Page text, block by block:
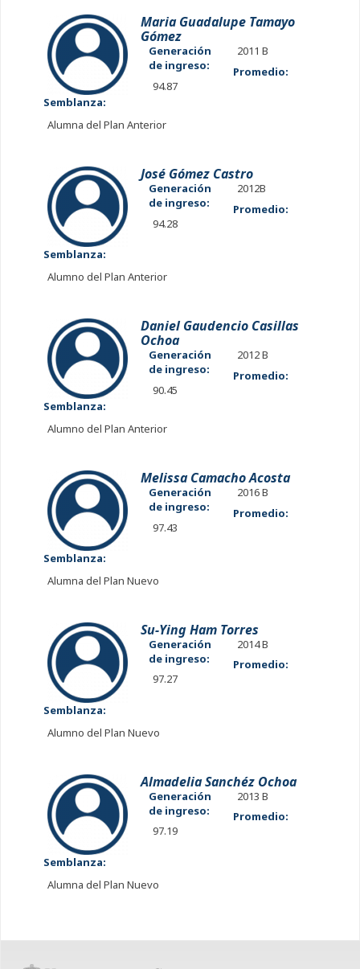
Maria Guadalupe Tamayo
Gómez
Generación
de ingreso:
2011 B
Promedio:
94.87
Semblanza:
Alumna del Plan Anterior
José Gómez Castro
Generación
de ingreso:
2012B
Promedio:
94.28
Semblanza:
Alumno del Plan Anterior
Daniel Gaudencio Casillas
Ochoa
Generación
de ingreso:
2012 B
Promedio:
90.45
Semblanza:
Alumno del Plan Anterior
Melissa Camacho Acosta
Generación
de ingreso:
2016 B
Promedio:
97.43
Semblanza:
Alumna del Plan Nuevo
Su-Ying Ham Torres
Generación
de ingreso:
2014 B
Promedio:
97.27
Semblanza:
Alumno del Plan Nuevo
Almadelia Sanchéz Ochoa
Generación
de ingreso:
2013 B
Promedio:
97.19
Semblanza:
Alumna del Plan Nuevo